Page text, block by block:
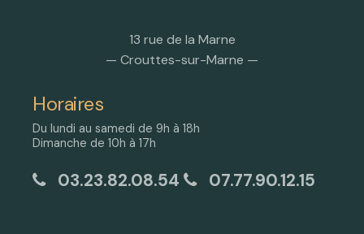
13 rue de la Marne
— Crouttes-sur-Marne —
Horaires
Du lundi au samedi de 9h à 18h
Dimanche de 10h à 17h
03.23.82.08.54 07.77.90.12.15